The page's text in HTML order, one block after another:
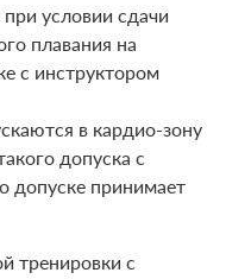
условии сдачи
плавания на
с инструктором
в кардио-зону
допуска с
допуске принимает
тренировки с